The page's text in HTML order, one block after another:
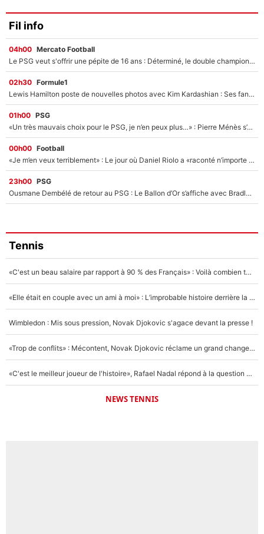
Fil info
04h00 Mercato Football
Le PSG veut s'offrir une pépite de 16 ans : Déterminé, le double champion d'Europe en titre est prêt à lâcher 40M€ pour celui que l'on compare déjà à Vinicius Jr !
02h30 Formule1
Lewis Hamilton poste de nouvelles photos avec Kim Kardashian : Ses fans le voient déjà redevenir champion du monde de F1 grâce à elle !
01h00 PSG
«Un très mauvais choix pour le PSG, je n’en peux plus…» : Pierre Ménès s’est complètement trompé avec Luis Enrique et ces déclarations le prouvent !
00h00 Football
«Je m’en veux terriblement» : Le jour où Daniel Riolo a «raconté n’importe quoi» dans l'After Foot !
23h00 PSG
Ousmane Dembélé de retour au PSG : Le Ballon d’Or s’affiche avec Bradley Barcola en plein cœur du feuilleton sur son départ !
Tennis
«C'est un beau salaire par rapport à 90 % des Français» : Voilà combien touchait Nelson Monfort sur France Télévisions avant de rejoindre CNews
«Elle était en couple avec un ami à moi» : L’improbable histoire derrière la «seule relation longue» de Novak Djokovic
Wimbledon : Mis sous pression, Novak Djokovic s'agace devant la presse !
«Trop de conflits» : Mécontent, Novak Djokovic réclame un grand changement !
«C'est le meilleur joueur de l'histoire», Rafael Nadal répond à la question que tout le monde se pose !
NEWS TENNIS